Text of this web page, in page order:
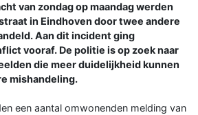
van zondag op maandag werden
in Eindhoven door twee andere
Aan dit incident ging
vooraf. De politie is op zoek naar
die meer duidelijkheid kunnen
mishandeling.
een aantal omwonenden melding van